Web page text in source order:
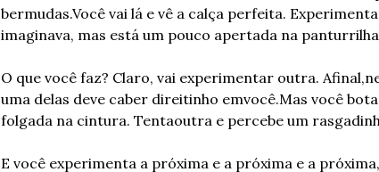
bermudas.Você vai lá e vê a calça perfeita.
imaginava, mas está um pouco apertada na
O que você faz? Claro, vai experimentar outra. Afinal,
uma delas deve caber direitinho emvocê.Mas você
folgada na cintura. Tentaoutra e percebe um
E você experimenta a próxima e a próxima e a